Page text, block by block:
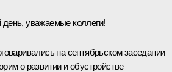
уважаемые коллеги!
на сентябрьском заседании
о развитии и обустройстве